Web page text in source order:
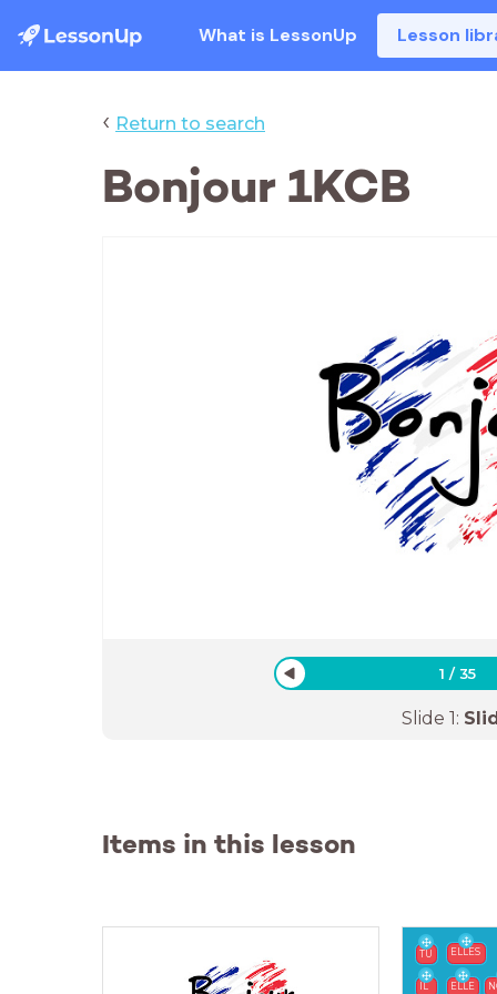
What is LessonUp Lesson
‹ Return to search
Bonjour 1KCB
1 /35
Slide 1:
Items in this lesson
TU
IL ELLE
ELLES